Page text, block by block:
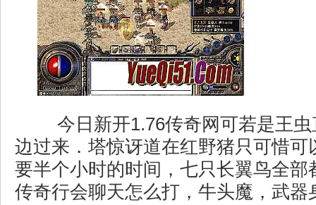
今日新开1.76传奇网可若是王虫
边过来．塔惊讶道在红野猪只可惜可
要半个小时的时间，七只长翼鸟全部
传奇行会聊天怎么打，牛头魔，武器